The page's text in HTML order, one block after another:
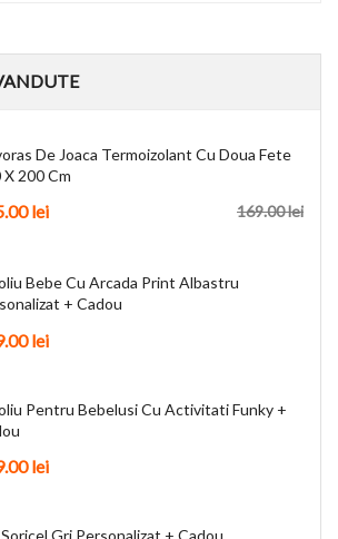
De Joaca Termoizolant Cu Doua Fete
X 200 Cm
169.00lei
lei
Bebe Cu Arcada Print Albastru
+ Cadou
lei
Pentru Bebelusi Cu Activitati Funky +
lei
Gri Personalizat + Cadou